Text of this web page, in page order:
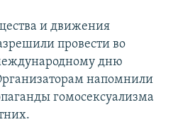
и движения
провести во
дню
напомнили
гомосексуализма